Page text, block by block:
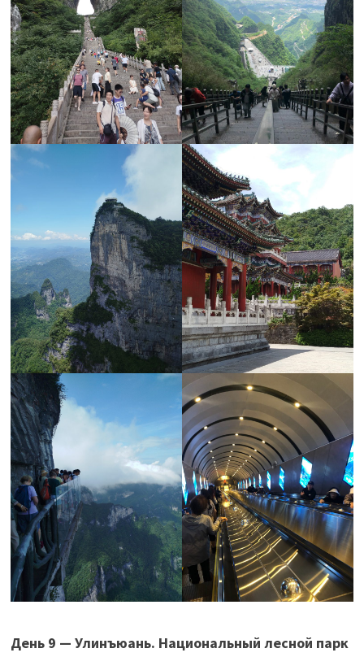
День 9 — Улинъюань. Национальный лесной парк